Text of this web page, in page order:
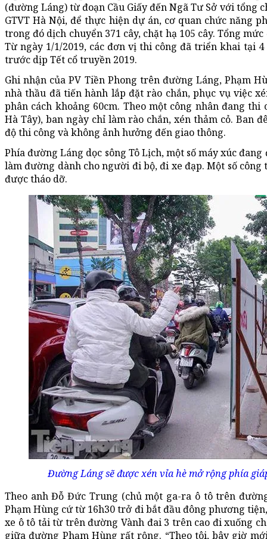
(đường Láng) từ đoạn Cầu Giấy đến Ngã Tư Sở với tổng
GTVT Hà Nội, để thực hiện dự án, cơ quan chức năng
trong đó dịch chuyển 371 cây, chặt hạ 105 cây. Tổng
Từ ngày 1/1/2019, các đơn vị thi công đã triển khai tại
trước dịp Tết cổ truyền 2019.
Ghi nhận của PV Tiền Phong trên đường Láng, Phạm
nhà thầu đã tiến hành lắp đặt rào chắn, phục vụ việc
phân cách khoảng 60cm. Theo một công nhân đang
Hà Tây), ban ngày chỉ làm rào chắn, xén thảm cỏ. Ban
độ thi công và không ảnh hưởng đến giao thông.
Phía đường Láng dọc sông Tô Lịch, một số máy xúc
làm đường dành cho người đi bộ, đi xe đạp. Một số
được tháo dỡ.
Đường Láng sẽ được xén vỉa hè mở rộng phía
Theo anh Đỗ Đức Trung (chủ một ga-ra ô tô trên
Phạm Hùng cứ từ 16h30 trở đi bắt đầu đông phương
xe ô tô tải từ trên đường Vành đai 3 trên cao đi xuống
giữa đường Phạm Hùng rất rộng. “Theo tôi, bây giờ